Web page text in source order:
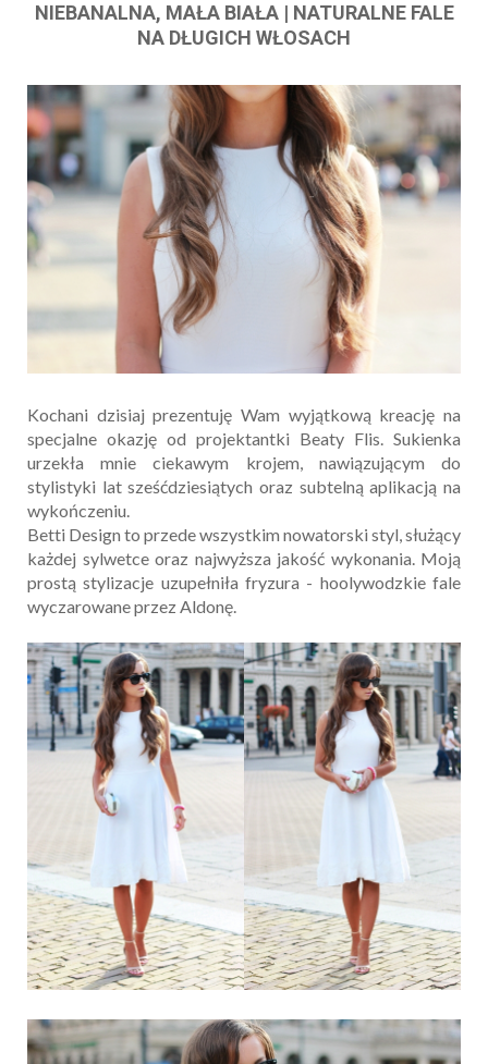
NIEBANALNA, MAŁA BIAŁA | NATURALNE FALE
NA DŁUGICH WŁOSACH
Kochani dzisiaj prezentuję Wam wyjątkową kreację na
specjalne okazję od projektantki Beaty Flis. Sukienka
urzekła mnie ciekawym krojem, nawiązującym do
stylistyki lat sześćdziesiątych oraz subtelną aplikacją na
wykończeniu.
Betti Design to przede wszystkim nowatorski styl, służący
każdej sylwetce oraz najwyższa jakość wykonania. Moją
prostą stylizacje uzupełniła fryzura - hoolywodzkie fale
wyczarowane przez Aldonę.